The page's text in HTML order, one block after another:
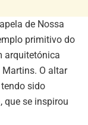
de Nossa
primitivo do
arquitetónica
O altar
sido
que se inspirou